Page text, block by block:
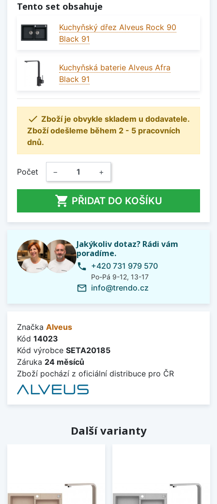
Tento set obsahuje
Kuchyňský dřez Alveus Rock 90
Black 91
Kuchyňská baterie Alveus Afra
Black 91
 Zboží je obvykle skladem u dodavatele.
Zboží odešleme během 2 - 5 pracovních
dnů.
Počet − +
 PŘIDAT DO KOŠÍKU
Jakýkoliv dotaz? Rádi vám
poradíme.
phone +420 731 979 570
Po-Pá 9-12, 13-17
mail_outline info@trendo.cz
Značka Alveus
Kód 14023
Kód výrobce SETA20185
Záruka 24 měsíců
Zboží pochází z oficiální distribuce pro ČR
Další varianty